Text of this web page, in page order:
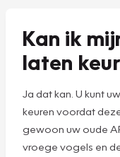
Kan ik
laten
Ja dat kan. U kunt
keuren voordat
gewoon uw oude
vroege vogels en